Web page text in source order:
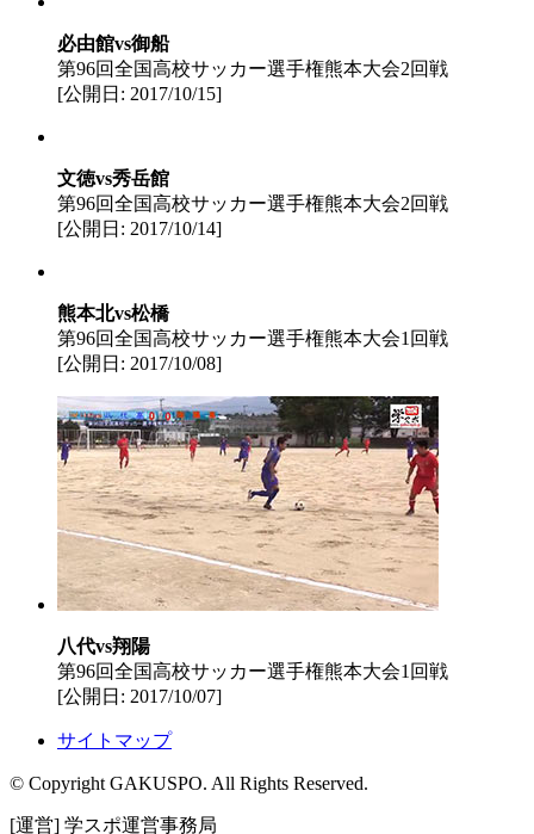
必由館vs御船
第96回全国高校サッカー選手権熊本大会2回戦
[公開日: 2017/10/15]
文徳vs秀岳館
第96回全国高校サッカー選手権熊本大会2回戦
[公開日: 2017/10/14]
熊本北vs松橋
第96回全国高校サッカー選手権熊本大会1回戦
[公開日: 2017/10/08]
八代vs翔陽
第96回全国高校サッカー選手権熊本大会1回戦
[公開日: 2017/10/07]
サイトマップ
© Copyright GAKUSPO. All Rights Reserved.
[運営] 学スポ運営事務局